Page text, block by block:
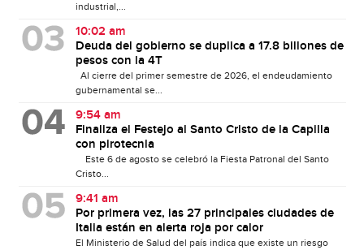
industrial,...
10:02 am
Deuda del gobierno se duplica a 17.8 billones de
pesos con la 4T
Al cierre del primer semestre de 2026, el endeudamiento
gubernamental se...
9:54 am
Finaliza el Festejo al Santo Cristo de la Capilla
con pirotecnia
Este 6 de agosto se celebró la Fiesta Patronal del Santo
Cristo...
9:41 am
Por primera vez, las 27 principales ciudades de
Italia están en alerta roja por calor
El Ministerio de Salud del país indica que existe un riesgo